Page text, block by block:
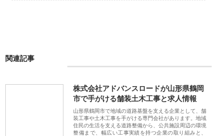
関連記事
株式会社アドバンスロードが山形県鶴岡
市で手がける舗装土木工事と求人情報
山形県鶴岡市で地域の道路基盤を支える企業として、舗
装工事や土木工事を手がける専門会社があります。地域
住民の生活を支える道路整備から、公共施設周辺の環境
整備まで、幅広い工事実績を持つ企業の取り組みと、